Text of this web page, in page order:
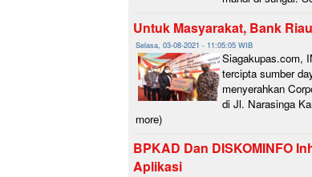
Untuk Masyarakat, Bank
Selasa, 03-08-2021 - 11:05:05 WIB
Siagakupas.com,
tercipta sumber
menyerahkan
di Jl. Narasinga
more)
BPKAD Dan DISKOMINFO
Aplikasi